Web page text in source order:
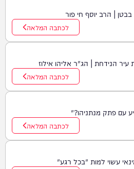
| הרב יוסף חי פור
לכתבה המלאה
הנידחת | הג"ר אליהו אילוז
לכתבה המלאה
עם פתק מנתניהו?"
לכתבה המלאה
עשוי למות "בכל רגע"